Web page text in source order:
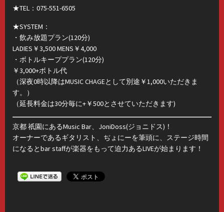
★TEL：075-551-6505
★SYSTEM：
・飲み放題プラン(120分)
LADIES￥3,500 MENS￥4,000
・ボトルキーププラン(120分)
￥3,000+ボトル代
（深夜0時以降はMUSIC CHAGEとして別途￥1,000いただきま
す。）
（延長料金は30分毎に+￥500とさせていただきます)
京都 祇園にあるMusic Bar、JoniDoss(ジョニドス)！
オーナーであるギタリスト、ぢょにーを筆頭に、ステージ時間
になるとbar staffが楽器をもって迫力あるLIVEが始まります！